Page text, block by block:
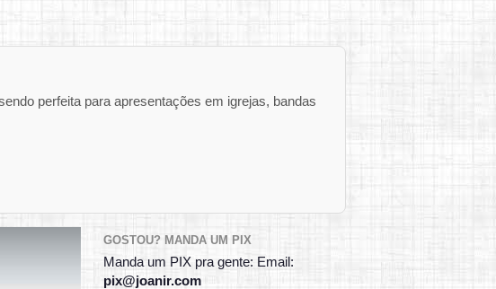
perfeita para apresentações em igrejas, bandas
GOSTOU? MANDA UM PIX
Manda um PIX pra gente: Email:
pix@joanir.com